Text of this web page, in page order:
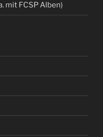
mit FCSP Alben)